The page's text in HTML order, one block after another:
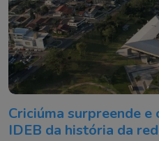
Criciúma surpreende
IDEB da história da